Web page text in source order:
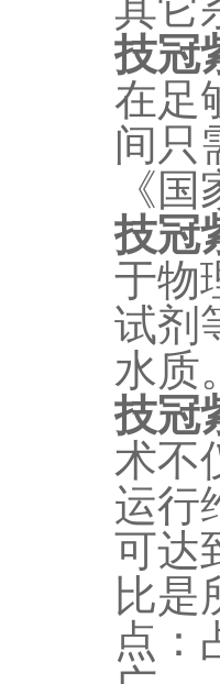
技冠
在足
间只
《
技冠
于物
试剂
水质
技冠
术不
运行
可达
比是
点：